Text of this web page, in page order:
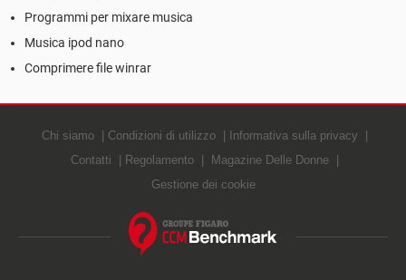
Programmi per mixare musica
Musica ipod nano
Comprimere file winrar
Chi siamo Condizioni di utilizzo
Informativa sulla privacy
Contatti
Regolamento
Magazine Delle Donne
Gestione dei cookie